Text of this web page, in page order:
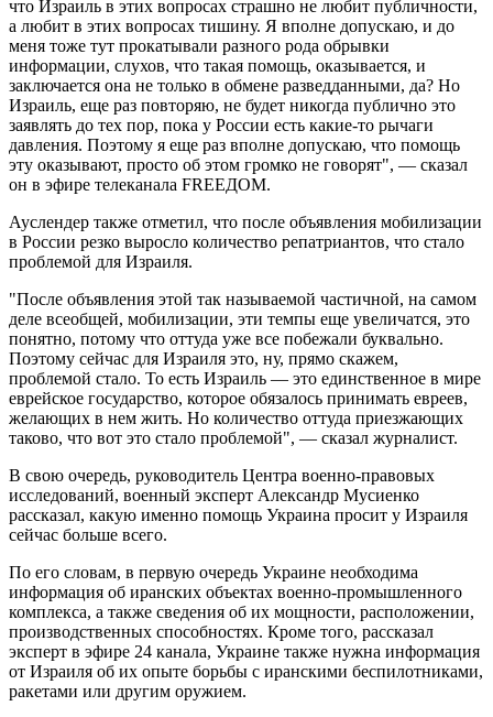
что Израиль в этих вопросах страшно не любит публичности,
а любит в этих вопросах тишину. Я вполне допускаю, и до
меня тоже тут прокатывали разного рода обрывки
информации, слухов, что такая помощь, оказывается, и
заключается она не только в обмене разведданными, да? Но
Израиль, еще раз повторяю, не будет никогда публично это
заявлять до тех пор, пока у России есть какие-то рычаги
давления. Поэтому я еще раз вполне допускаю, что помощь
эту оказывают, просто об этом громко не говорят", — сказал
он в эфире телеканала FREEДОМ.
Ауслендер также отметил, что после объявления мобилизации
в России резко выросло количество репатриантов, что стало
проблемой для Израиля.
"После объявления этой так называемой частичной, на самом
деле всеобщей, мобилизации, эти темпы еще увеличатся, это
понятно, потому что оттуда уже все побежали буквально.
Поэтому сейчас для Израиля это, ну, прямо скажем,
проблемой стало. То есть Израиль — это единственное в мире
еврейское государство, которое обязалось принимать евреев,
желающих в нем жить. Но количество оттуда приезжающих
таково, что вот это стало проблемой", — сказал журналист.
В свою очередь, руководитель Центра военно-правовых
исследований, военный эксперт Александр Мусиенко
рассказал, какую именно помощь Украина просит у Израиля
сейчас больше всего.
По его словам, в первую очередь Украине необходима
информация об иранских объектах военно-промышленного
комплекса, а также сведения об их мощности, расположении,
производственных способностях. Кроме того, рассказал
эксперт в эфире 24 канала, Украине также нужна информация
от Израиля об их опыте борьбы с иранскими беспилотниками,
ракетами или другим оружием.